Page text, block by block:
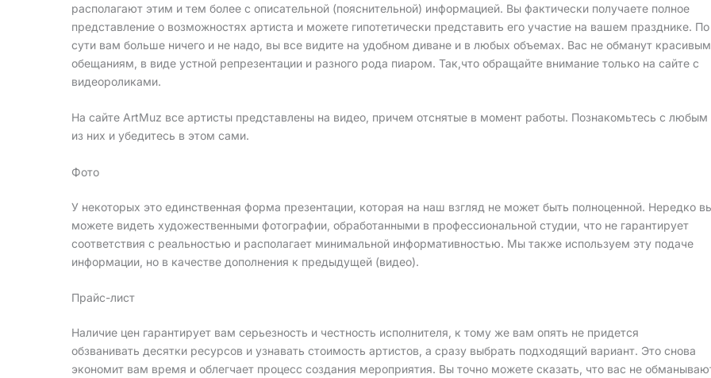
располагают этим и тем более с описательной (пояснительной) информацией. Вы фактически получаете полное
представление о возможностях артиста и можете гипотетически представить его участие на вашем празднике. По
сути вам больше ничего и не надо, вы все видите на удобном диване и в любых объемах. Вас не обманут красивым
обещаниям, в виде устной репрезентации и разного рода пиаром. Так,что обращайте внимание только на сайте с
видеороликами.
На сайте ArtMuz все артисты представлены на видео, причем отснятые в момент работы. Познакомьтесь с любым
из них и убедитесь в этом сами.
Фото
У некоторых это единственная форма презентации, которая на наш взгляд не может быть полноценной. Нередко
можете видеть художественными фотографии, обработанными в профессиональной студии, что не гарантирует
соответствия с реальностью и располагает минимальной информативностью. Мы также используем эту подаче
информации, но в качестве дополнения к предыдущей (видео).
Прайс-лист
Наличие цен гарантирует вам серьезность и честность исполнителя, к тому же вам опять не придется
обзванивать десятки ресурсов и узнавать стоимость артистов, а сразу выбрать подходящий вариант. Это снова
экономит вам время и облегчает процесс создания мероприятия. Вы точно можете сказать, что вас не